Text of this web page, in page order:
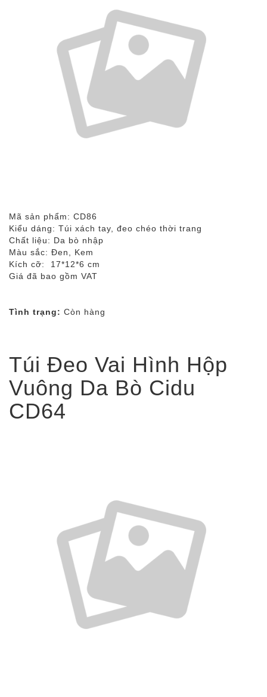
Mã sản phẩm: CD86
Kiểu dáng: Túi xách tay, đeo chéo thời trang
Chất liệu: Da bò nhập
Màu sắc: Đen, Kem
Kích cỡ: 17*12*6 cm
Giá đã bao gồm VAT
Tình trạng: Còn hàng
Túi Đeo Vai Hình Hộp
Vuông Da Bò Cidu
CD64